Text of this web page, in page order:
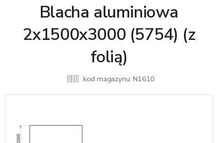
Blacha aluminiowa
2x1500x3000 (5754) (z
folią)
kod magazynu: N1610